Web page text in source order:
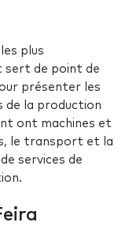
plus
sert de point de
présenter les
de la production
ont machines et
le transport et la
services de